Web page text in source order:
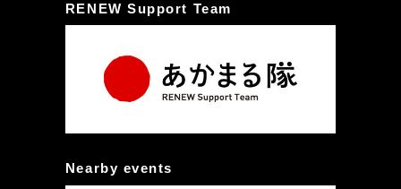
RENEW Support Team
Nearby events